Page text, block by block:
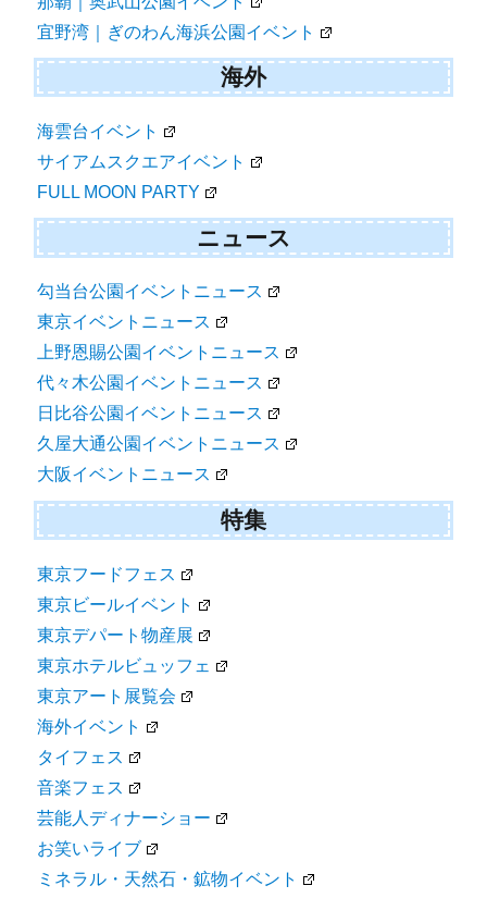
宜野湾｜ぎのわん海浜公園イベント
海外
海雲台イベント
サイアムスクエアイベント
FULL MOON PARTY
ニュース
勾当台公園イベントニュース
東京イベントニュース
上野恩賜公園イベントニュース
代々木公園イベントニュース
日比谷公園イベントニュース
久屋大通公園イベントニュース
大阪イベントニュース
特集
東京フードフェス
東京ビールイベント
東京デパート物産展
東京ホテルビュッフェ
東京アート展覧会
海外イベント
タイフェス
音楽フェス
芸能人ディナーショー
お笑いライブ
ミネラル・天然石・鉱物イベント